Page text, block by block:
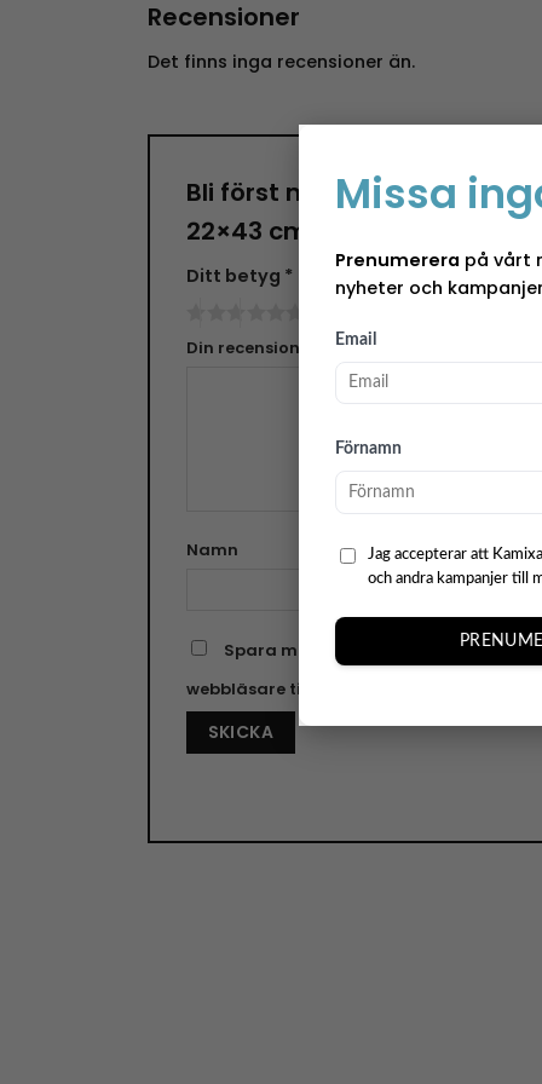
Missa
Prenumerera på vårt
nyheter och
Email
Förnamn
Jag accepterar att
och andra kampanjer till
Recensioner
Det finns inga recensioner än.
Bli först med att recensera
22×43 cm”
Ditt betyg *
Din recension
Namn E-post
Spara mitt namn, min e-postadress
webbläsare till nästa gång jag skriver en